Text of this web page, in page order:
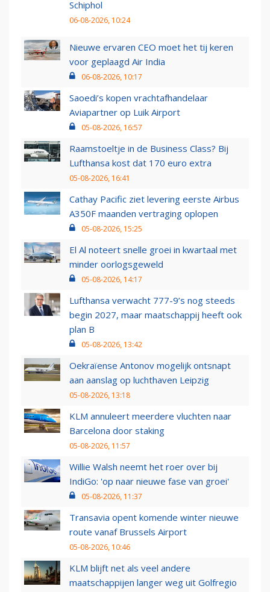
Schiphol
06-08-2026, 10:24
Nieuwe ervaren CEO moet het tij keren
voor geplaagd Air India
06-08-2026, 10:17
Saoedi’s kopen vrachtafhandelaar
Aviapartner op Luik Airport
05-08-2026, 16:57
Raamstoeltje in de Business Class? Bij
Lufthansa kost dat 170 euro extra
05-08-2026, 16:41
Cathay Pacific ziet levering eerste Airbus
A350F maanden vertraging oplopen
05-08-2026, 15:25
El Al noteert snelle groei in kwartaal met
minder oorlogsgeweld
05-08-2026, 14:17
Lufthansa verwacht 777-9’s nog steeds
begin 2027, maar maatschappij heeft ook
plan B
05-08-2026, 13:42
Oekraïense Antonov mogelijk ontsnapt
aan aanslag op luchthaven Leipzig
05-08-2026, 13:18
KLM annuleert meerdere vluchten naar
Barcelona door staking
05-08-2026, 11:57
Willie Walsh neemt het roer over bij
IndiGo: 'op naar nieuwe fase van groei'
05-08-2026, 11:37
Transavia opent komende winter nieuwe
route vanaf Brussels Airport
05-08-2026, 10:46
KLM blijft net als veel andere
maatschappijen langer weg uit Golfregio